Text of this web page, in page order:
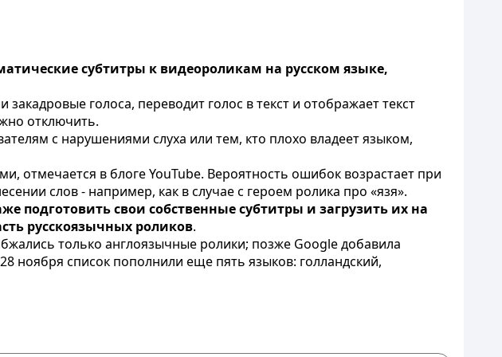
субтитры к видеороликам на русском языке,
голоса, переводит голос в текст и отображает текст
отключить.
с нарушениями слуха или тем, кто плохо владеет языком,
отмечается в блоге YouTube. Вероятность ошибок возрастает при
слов - например, как в случае с героем ролика про «язя».
свои собственные субтитры и загрузить их на
русскоязычных роликов.
только англоязычные ролики; позже Google добавила
ноября список пополнили еще пять языков: голландский,